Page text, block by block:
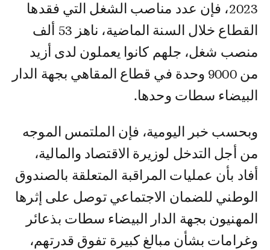
2023، فإن عدد مناصب الشغل التي فقدها
القطاع خلال السنة الماضية، ناهز 53 ألف
منصب شغل، جلهم كانوا يعملون لدى أزيد
من 9000 وحدة في قطاع المقاهي بجهة الدار
البيضاء سطات وحدها.
وبحسب خبر اليومية، فإن الملتمس الموجه
من أجل التدخل لوزيرة الاقتصاد والمالية،
أفاد بأن عمليات المراقبة المتعلقة بالصندوق
الوطني للضمان الاجتماعي توصل على إثرها
المهنيون بجهة الدار البيضاء سطات بذعائر
وغرامات بشأن مبالغ كبيرة تفوق قدرتهم،